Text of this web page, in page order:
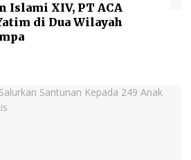
Islami XIV, PT ACA
di Dua Wilayah